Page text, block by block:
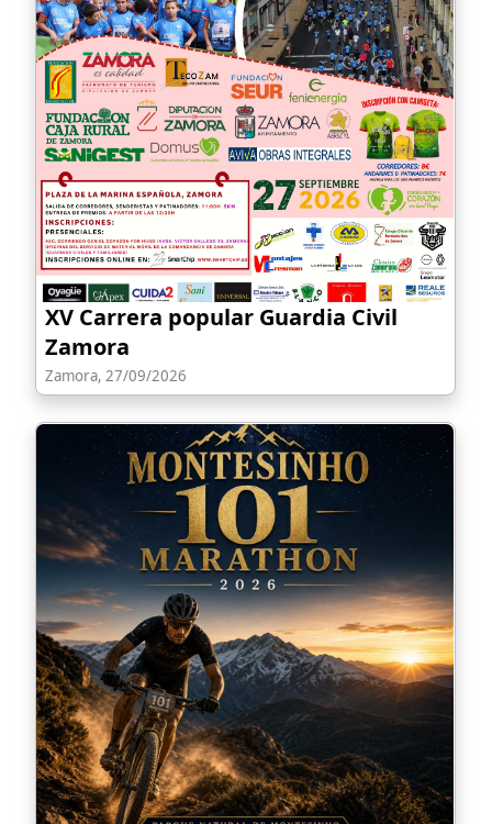
XV Carrera popular Guardia Civil
Zamora
Zamora, 27/09/2026